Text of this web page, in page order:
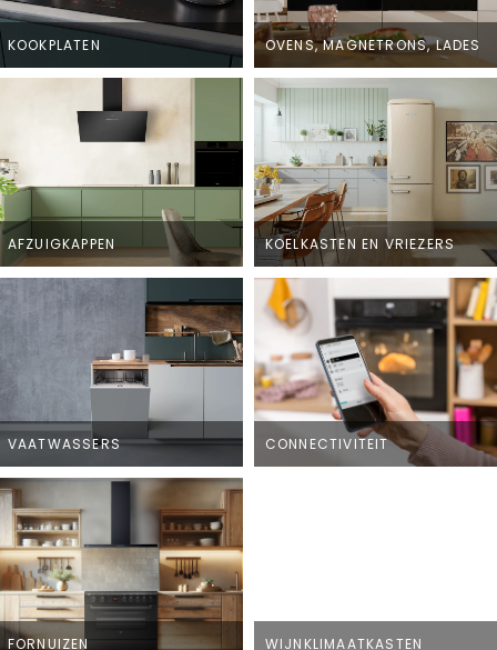
KOOKPLATEN OVENS, MAGNETRONS, LADES
AFZUIGKAPPEN KOELKASTEN EN VRIEZERS
VAATWASSERS CONNECTIVITEIT
FORNUIZEN WIJNKLIMAATKASTEN